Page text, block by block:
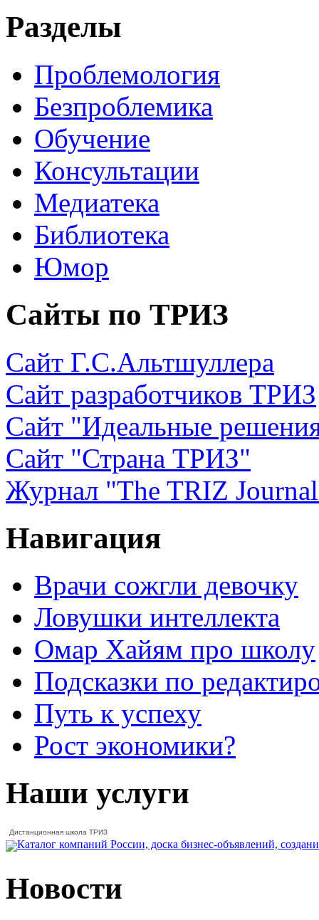
Разделы
Проблемология
Безпроблемика
Обучение
Консультации
Медиатека
Библиотека
Юмор
Сайты по ТРИЗ
Сайт Г.С.Альтшуллера
Сайт разработчиков ТРИЗ
Сайт "Идеальные
Сайт "Страна ТРИЗ"
Журнал "The TRIZ
Навигация
Врачи сожгли девочку
Ловушки интеллекта
Омар Хайям про школу
Подсказки по
Путь к успеху
Рост экономики?
Наши услуги
Дистанционная школа ТРИЗ
Новости